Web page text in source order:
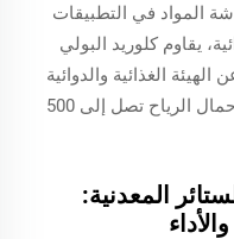
المواد في التطبيقات
يقاوم كلوريد البولي
الغذائية والدوائية
(FDA) نمو الكائنات الدقيقة ويتحمل أحمال الرياح تصل إلى 500
المعدنية: